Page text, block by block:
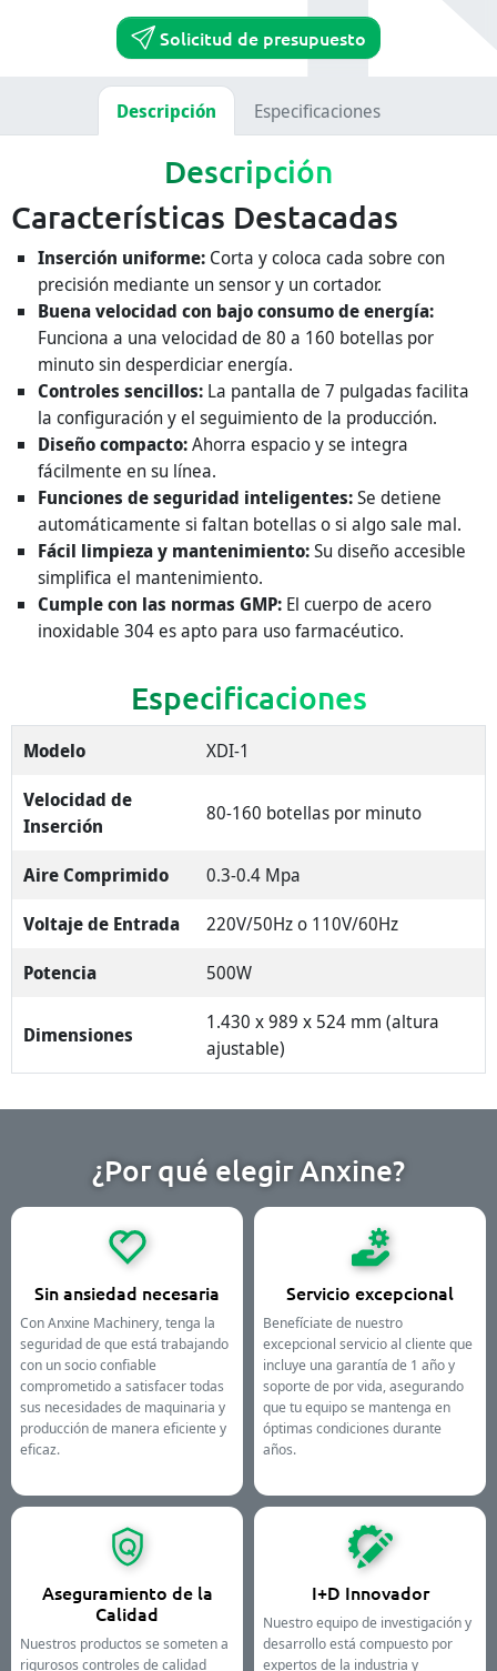
Solicitud de presupuesto
Descripción Especificaciones
Descripción
Características Destacadas
Inserción uniforme: Corta y coloca cada sobre con
precisión mediante un sensor y un cortador.
Buena velocidad con bajo consumo de energía:
Funciona a una velocidad de 80 a 160 botellas por
minuto sin desperdiciar energía.
Controles sencillos: La pantalla de 7 pulgadas facilita
la configuración y el seguimiento de la producción.
Diseño compacto:Ahorra espacio y se integra
fácilmente en su línea.
Funciones de seguridad inteligentes:Se detiene
automáticamente si faltan botellas o si algo sale mal.
Fácil limpieza y mantenimiento:Su diseño accesible
simplifica el mantenimiento.
Cumple con las normas GMP: El cuerpo de acero
inoxidable 304 es apto para uso farmacéutico.
Especificaciones
Modelo
XDI-1
Velocidad de
Inserción
80-160 botellas por minuto
Aire Comprimido
0.3-0.4 Mpa
Voltaje de Entrada
220V/50Hz o 110V/60Hz
Potencia
500W
Dimensiones
1.430 x 989 x 524 mm (altura
ajustable)
¿Por qué elegir Anxine?
Sin ansiedad necesaria
Con Anxine Machinery, tenga la
seguridad de que está trabajando
con un socio confiable
comprometido a satisfacer todas
sus necesidades de maquinaria y
producción de manera eficiente y
eficaz.
Servicio excepcional
Benefíciate de nuestro
excepcional servicio al cliente que
incluye una garantía de 1 año y
soporte de por vida, asegurando
que tu equipo se mantenga en
óptimas condiciones durante
años.
Aseguramiento de la
Calidad
Nuestros productos se someten a
rigurosos controles de calidad
I+D Innovador
Nuestro equipo de investigación y
desarrollo está compuesto por
expertos de la industria y